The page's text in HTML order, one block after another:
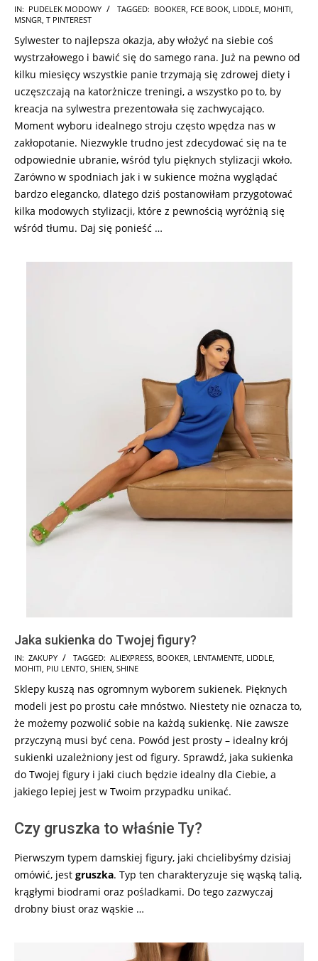
2024-
12-
17
IN: PUDELEK MODOWY TAGGED: BOOKER, FCE BOOK, LIDDLE, MOHITI,
MSNGR, T PINTEREST
Sylwester to najlepsza okazja, aby włożyć na siebie coś
wystrzałowego i bawić się do samego rana. Już na pewno od
kilku miesięcy wszystkie panie trzymają się zdrowej diety i
uczęszczają na katorżnicze treningi, a wszystko po to, by
kreacja na sylwestra prezentowała się zachwycająco.
Moment wyboru idealnego stroju często wpędza nas w
zakłopotanie. Niezwykle trudno jest zdecydować się na te
odpowiednie ubranie, wśród tylu pięknych stylizacji wkoło.
Zarówno w spodniach jak i w sukience można wyglądać
bardzo elegancko, dlatego dziś postanowiłam przygotować
kilka modowych stylizacji, które z pewnością wyróżnią się
wśród tłumu. Daj się ponieść …
Jaka sukienka do Twojej figury?
2024-
12-
17
IN: ZAKUPY TAGGED: ALIEXPRESS, BOOKER, LENTAMENTE, LIDDLE,
MOHITI, PIU LENTO, SHIEN, SHINE
Sklepy kuszą nas ogromnym wyborem sukienek. Pięknych
modeli jest po prostu całe mnóstwo. Niestety nie oznacza to,
że możemy pozwolić sobie na każdą sukienkę. Nie zawsze
przyczyną musi być cena. Powód jest prosty – idealny krój
sukienki uzależniony jest od figury. Sprawdź, jaka sukienka
do Twojej figury i jaki ciuch będzie idealny dla Ciebie, a
jakiego lepiej jest w Twoim przypadku unikać.
Czy gruszka to właśnie Ty?
Pierwszym typem damskiej figury, jaki chcielibyśmy dzisiaj
omówić, jest gruszka. Typ ten charakteryzuje się wąską talią,
krągłymi biodrami oraz pośladkami. Do tego zazwyczaj
drobny biust oraz wąskie …